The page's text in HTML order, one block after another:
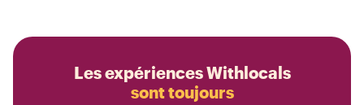
Les expériences Withlocals
sont toujours